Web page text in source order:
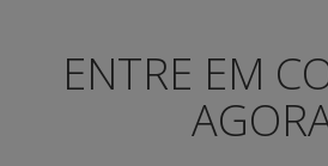
ENTRE EM